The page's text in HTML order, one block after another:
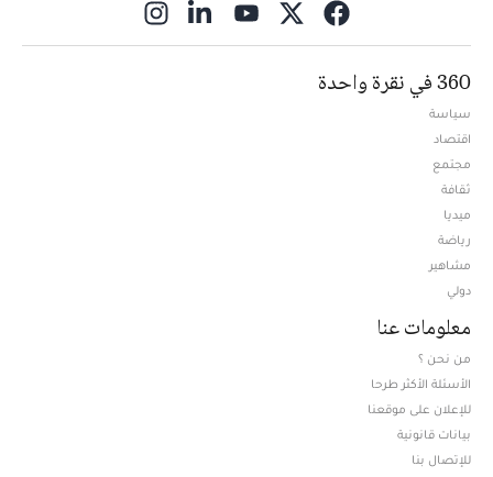
360 في نقرة واحدة
سياسة
اقتصاد
مجتمع
ثقافة
ميديا
رياضة
مشاهير
دولي
معلومات عنا
من نحن ؟
الأسئلة الأكثر طرحا
للإعلان على موقعنا
بيانات قانونية
للإتصال بنا